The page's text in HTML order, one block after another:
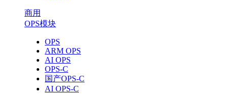
商用
OPS模块
OPS
ARM OPS
AI OPS
OPS-C
国产OPS-C
AI OPS-C